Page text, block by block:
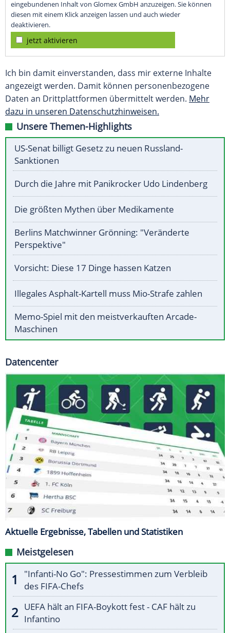
eingebundenen Inhalt von Glomex GmbH anzuzeigen. Sie können
diesen mit einem Klick anzeigen lassen und auch wieder
deaktivieren.
jetzt aktivieren
Ich bin damit einverstanden, dass mir externe Inhalte
angezeigt werden. Damit können personenbezogene
Daten an Drittplattformen übermittelt werden. Mehr
dazu in unseren Datenschutzhinweisen.
Unsere Themen-Highlights
US-Senat billigt Gesetz zu neuen Russland-
Sanktionen
Durch die Jahre mit Panikrocker Udo Lindenberg
Die größten Mythen über Medikamente
Berlins Matchwinner Grönning: "Veränderte
Perspektive"
Vorsicht: Diese 17 Dinge hassen Katzen
Illegales Asphalt-Kartell muss Mio-Strafe zahlen
Memo-Spiel mit den meistverkauften Arcade-
Maschinen
Datencenter
Aktuelle Ergebnisse, Tabellen und Statistiken
Meistgelesen
"Infanti-No Go": Pressestimmen zum Verbleib
des FIFA-Chefs
UEFA hält an FIFA-Boykott fest - CAF hält zu
Infantino